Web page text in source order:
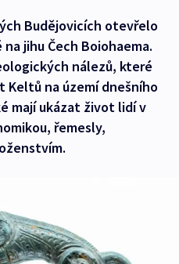
Budějovicích otevřelo
jihu Čech Boiohaema.
nálezů, které
na území dnešního
mají ukázat život lidí v
řemesly,